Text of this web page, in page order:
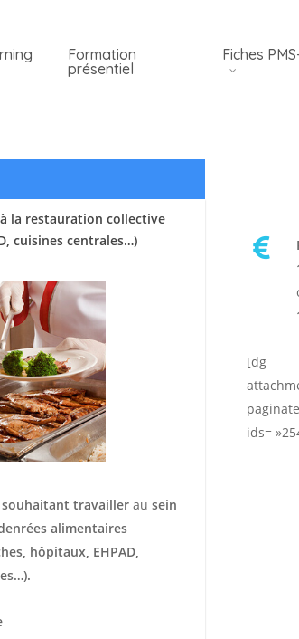
Formation
présentiel
Fiches
la restauration collective
cuisines centrales…)
souhaitant travailler au sein
alimentaires
hôpitaux, EHPAD,
[dg
ids=